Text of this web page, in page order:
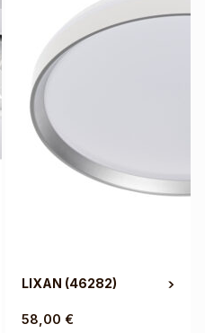
LIXAN (46282)
58,00 €